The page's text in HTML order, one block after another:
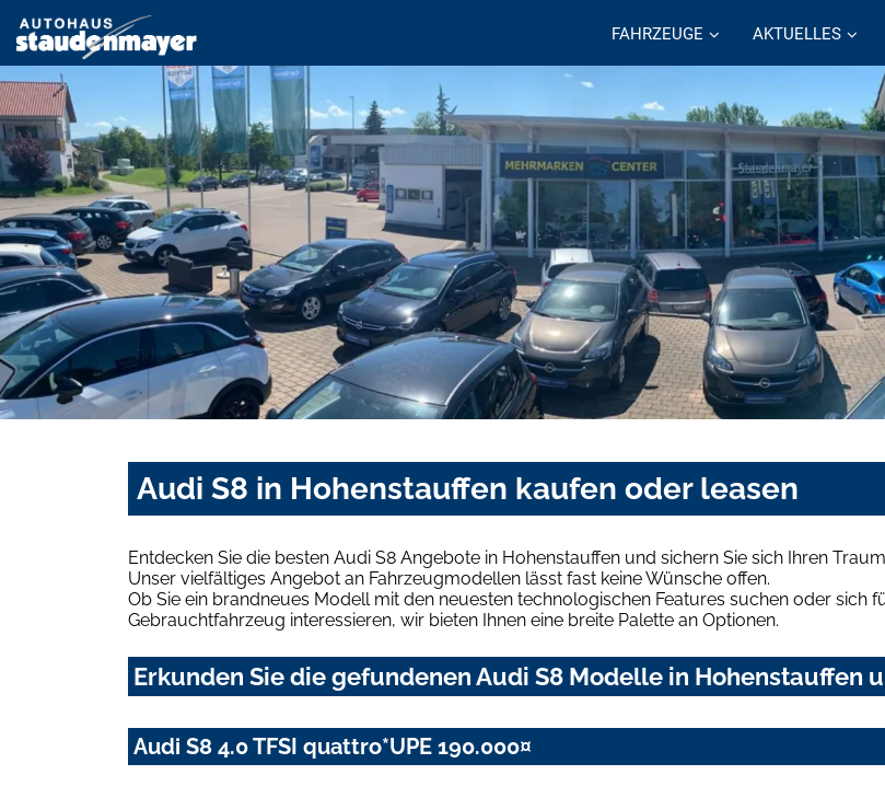
FAHRZEUGE AKTUELLES
Audi S8 in Hohenstauffen kaufen oder leasen
Entdecken Sie die besten Audi S8 Angebote in Hohenstauffen und sichern Sie sich Ihren
Unser vielfältiges Angebot an Fahrzeugmodellen lässt fast keine Wünsche offen.
Ob Sie ein brandneues Modell mit den neuesten technologischen Features suchen oder sich
Gebrauchtfahrzeug interessieren, wir bieten Ihnen eine breite Palette an Optionen.
Erkunden Sie die gefundenen Audi S8 Modelle in Hohenstauffen
Audi S8 4.0 TFSI quattro*UPE 190.000¤